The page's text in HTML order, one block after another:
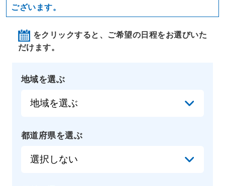
ございます。
をクリックすると、ご希望の日程をお選びいた
だけます。
地域を選ぶ
都道府県を選ぶ